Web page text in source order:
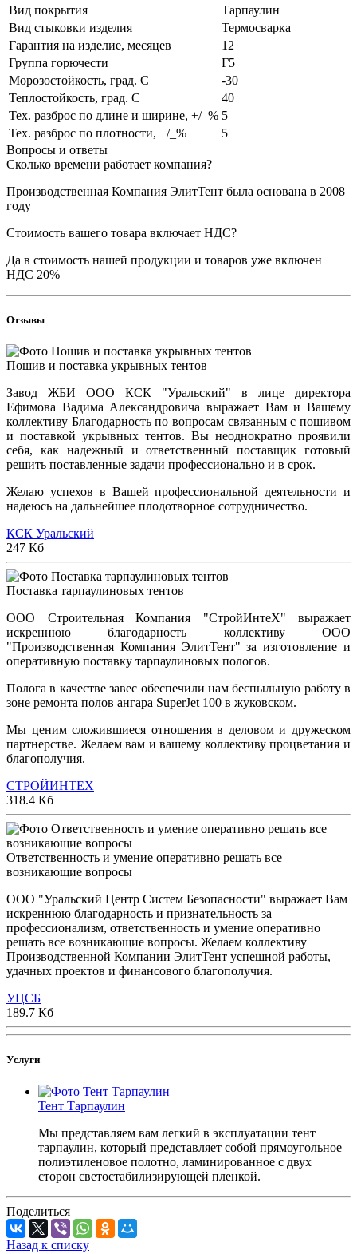
Вид покрытия
Тарпаулин
Вид стыковки изделия
Термосварка
Гарантия на изделие, месяцев
12
Группа горючести
Г5
Морозостойкость, град. С
-30
Теплостойкость, град. С
40
Тех. разброс по длине и ширине, +/_% 5
Тех. разброс по плотности, +/_%
5
Вопросы и ответы
Сколько времени работает компания?
Производственная Компания ЭлитТент была основана в 2008
году
Стоимость вашего товара включает НДС?
Да в стоимость нашей продукции и товаров уже включен
НДС 20%
Отзывы
Пошив и поставка укрывных тентов
Завод ЖБИ ООО КСК "Уральский" в лице директора
Ефимова Вадима Александровича выражает Вам и Вашему
коллективу Благодарность по вопросам связанным с пошивом
и поставкой укрывных тентов. Вы неоднократно проявили
себя, как надежный и ответственный поставщик готовый
решить поставленные задачи профессионально и в срок.
Желаю успехов в Вашей профессиональной деятельности и
надеюсь на дальнейшее плодотворное сотрудничество.
КСК Уральский
247 Кб
Поставка тарпаулиновых тентов
ООО Строительная Компания "СтройИнтеХ" выражает
искреннюю благодарность коллективу ООО
"Производственная Компания ЭлитТент" за изготовление и
оперативную поставку тарпаулиновых пологов.
Полога в качестве завес обеспечили нам беспыльную работу в
зоне ремонта полов ангара SuperJet 100 в жуковском.
Мы ценим сложившиеся отношения в деловом и дружеском
партнерстве. Желаем вам и вашему коллективу процветания и
благополучия.
СТРОЙИНТЕХ
318.4 Кб
Ответственность и умение оперативно решать все
возникающие вопросы
ООО "Уральский Центр Систем Безопасности" выражает Вам
искреннюю благодарность и признательность за
профессионализм, ответственность и умение оперативно
решать все возникающие вопросы. Желаем коллективу
Производственной Компании ЭлитТент успешной работы,
удачных проектов и финансового благополучия.
УЦСБ
189.7 Кб
Услуги
Тент Тарпаулин
Мы представляем вам легкий в эксплуатации тент
тарпаулин, который представляет собой прямоугольное
полиэтиленовое полотно, ламинированное с двух
сторон светостабилизирующей пленкой.
Поделиться
Назад к списку